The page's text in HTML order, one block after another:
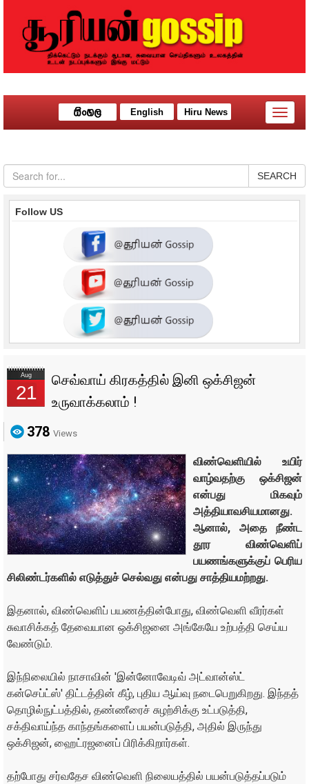
English Hiru News
Toggle
SEARCH
Follow US
Aug
21
செவ்வாய் கிரகத்தில் இனி ஒக்சிஜன்
உருவாக்கலாம் !
378 Views
விண்வெளியில் உயிர்
வாழ்வதற்கு ஒக்சிஜன்
என்பது மிகவும்
அத்தியாவசியமானது.
ஆனால், அதை நீண்ட
தூர விண்வெளிப்
பயணங்களுக்குப் பெரிய
சிலிண்டர்களில் எடுத்துச் செல்வது என்பது சாத்தியமற்றது.
இதனால், விண்வெளிப் பயணத்தின்போது, விண்வெளி வீரர்கள்
சுவாசிக்கத் தேவையான ஒக்சிஜனை அங்கேயே உற்பத்தி செய்ய
வேண்டும்.
இந்நிலையில் நாசாவின் 'இன்னோவேடிவ் அட்வான்ஸ்ட்
கன்செப்ட்ஸ்' திட்டத்தின் கீழ், புதிய ஆய்வு நடைபெறுகிறது. இந்தத்
தொழில்நுட்பத்தில், தண்ணீரைச் சுழற்சிக்கு உட்படுத்தி,
சக்திவாய்ந்த காந்தங்களைப் பயன்படுத்தி, அதில் இருந்து
ஒக்சிஜன், ஹைட்ரஜனைப் பிரிக்கிறார்கள்.
தற்போது சர்வதேச விண்வெளி நிலையத்தில் பயன்படுத்தப்படும்